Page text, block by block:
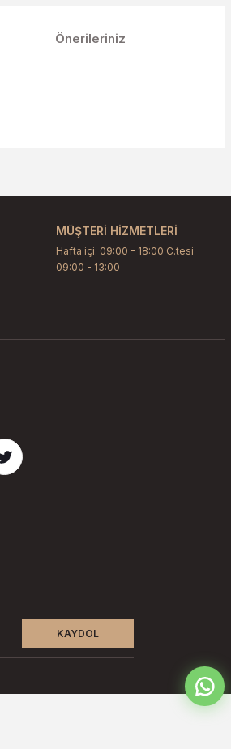
Önerileriniz
MÜŞTERİ HİZMETLERİ
Hafta içi: 09:00 - 18:00 C.tesi
09:00 - 13:00
KAYDOL